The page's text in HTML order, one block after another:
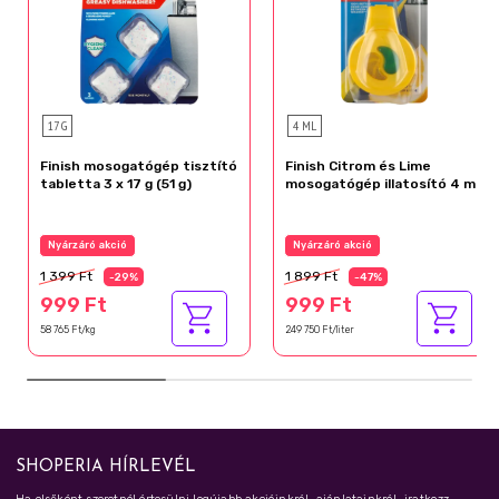
17 G
Finish mosogatógép tisztító
tabletta 3 x 17 g (51 g)
Nyárzáró akció
1 399 Ft -29%
999 Ft
58 765 Ft/kg
4 ML
Finish Citrom és Lime
mosogatógép illatosító 4 ml
Nyárzáró akció
1 899 Ft -47%
999 Ft
249 750 Ft/liter
SHOPERIA HÍRLEVÉL